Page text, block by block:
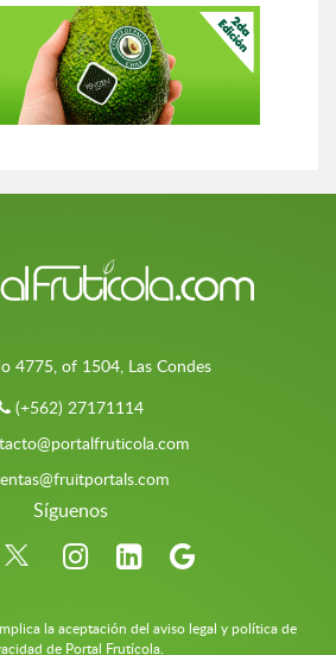
4775, of 1504, Las Condes
(+562) 27171114
Síguenos
la aceptación del aviso legal y política de
de Portal Frutícola.